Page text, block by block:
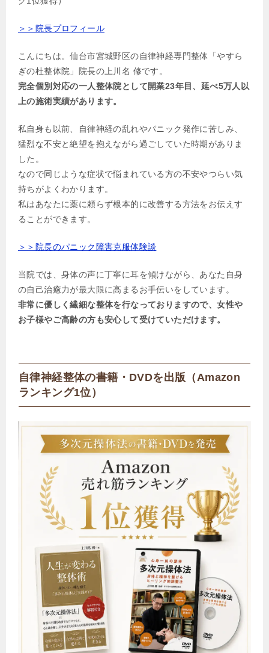
＞＞院長プロフィール
こんにちは。仙台市宮城野区の自律神経専門整体「やすら
ぎの杜整体院」院長の上川名 修です。
完全個別対応の一人整体院として開業23年目、延べ5万人以
上の施術実績があります。
私自身も以前、自律神経の乱れやパニック発作に苦しみ、
猛烈な不安と絶望を抱えながら過ごしていた時期がありま
した。
なので同じような症状で悩まれている方の不安やつらい気
持ちがよくわかります。
私はあなたに薬に頼らず根本的に改善する方法をお伝えす
ることができます。
＞＞院長のパニック障害克服体験談
当院では、身体の声に丁寧に耳を傾けながら、あなた自身
の自己治癒力が最大限に高まるお手伝いをしています。
非常に優しく繊細な整体を行なっておりますので、女性や
お子様やご高齢の方も安心して受けていただけます。
自律神経整体の書籍・DVDを出版（Amazon
ランキング1位）